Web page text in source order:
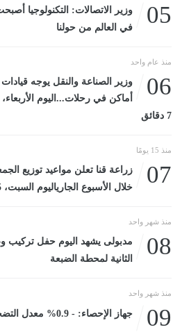
05
وزير الاتصالات: التكنولوجيا
في العالم من حولنا
منذ عام واحد
06
وزير الصناعة والنقل يوجه
7 دقائق
منذ 15 يومًا
07
زراعة قنا تعلن مواعيد توزيع
خلال الأسبوع الجارياليوم السبت، 25 يوليو 2026 04:00 مـ
منذ شهر واحد
08
مدبولى يشهد اليوم حفل تركيب
الثانية لمحطة الضبعة
منذ شهر واحد
09 جهاز الإحصاء: - 0.9% معدل التضخم الشهرى لشهر يونيو 2026